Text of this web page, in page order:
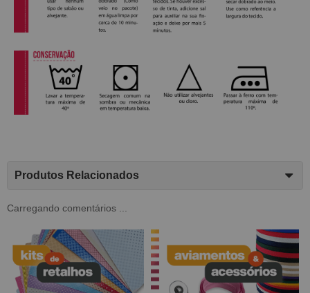
Produtos Relacionados
Carregando comentários ...